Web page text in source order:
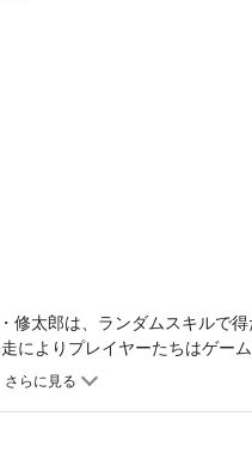
修太郎は、ランダムスキルで
よりプレイヤーたちはゲーム
スキルの効果で気がつくと修
魔王を配下に!? 少年と魔王